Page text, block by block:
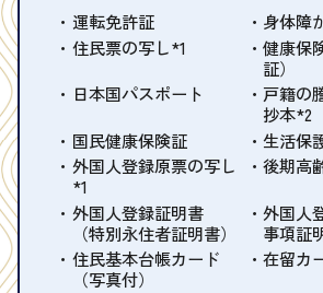
運転免許証
身体障
住民票の写し*1
健康保
証）
日本国パスポート
戸籍の
抄本*2
国民健康保険証
生活保
外国人登録原票の写し
*1
後期高
外国人登録証明書
（特別永住者証明書）
外国人
事項証
住民基本台帳カード
（写真付）
在留カ